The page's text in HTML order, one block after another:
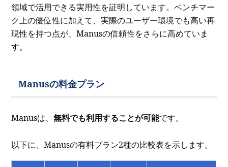
領域で活用できる実用性を証明しています。ベンチマー
ク上の優位性に加えて、実際のユーザー環境でも高い再
現性を持つ点が、Manusの信頼性をさらに高めていま
す。
Manusの料金プラン
Manusは、無料でも利用することが可能です。
以下に、Manusの有料プラン2種の比較表を示します。